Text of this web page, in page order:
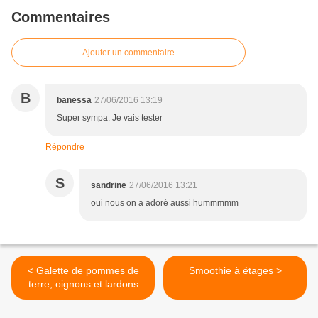
Commentaires
Ajouter un commentaire
B banessa 27/06/2016 13:19
Super sympa. Je vais tester
Répondre
S sandrine 27/06/2016 13:21
oui nous on a adoré aussi hummmmm
< Galette de pommes de
terre, oignons et lardons
Smoothie à étages >